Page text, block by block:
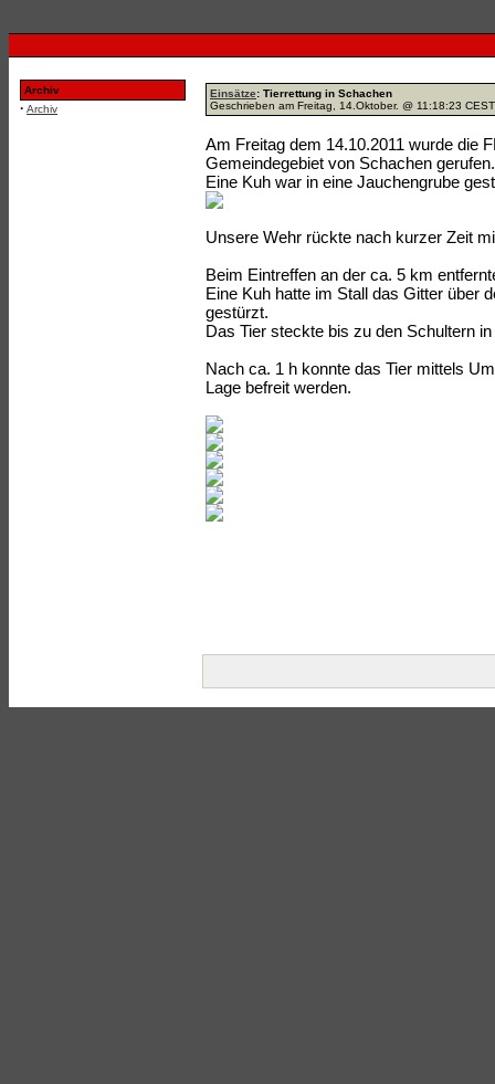
Archiv
· Archiv
Einsätze: Tierrettung in Schachen
Geschrieben am Freitag, 14.Oktober. @ 11:18:23
Am Freitag dem 14.10.2011 wurde die
Gemeindegebiet von Schachen gerufen.
Eine Kuh war in eine Jauchengrube
Unsere Wehr rückte nach kurzer Zeit
Beim Eintreffen an der ca. 5 km
Eine Kuh hatte im Stall das Gitter über
gestürzt.
Das Tier steckte bis zu den Schultern
Nach ca. 1 h konnte das Tier mittels
Lage befreit werden.